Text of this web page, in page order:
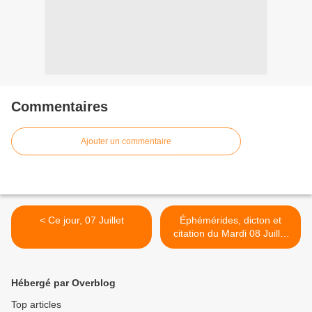
Commentaires
Ajouter un commentaire
< Ce jour, 07 Juillet
Éphémérides, dicton et
citation du Mardi 08 Juillet
2025 >
Hébergé par Overblog
Top articles